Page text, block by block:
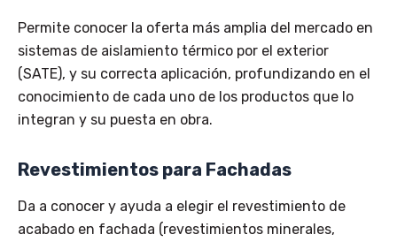
Permite conocer la oferta más amplia del mercado en
sistemas de aislamiento térmico por el exterior
(SATE), y su correcta aplicación, profundizando en el
conocimiento de cada uno de los productos que lo
integran y su puesta en obra.
Revestimientos para Fachadas
Da a conocer y ayuda a elegir el revestimiento de
acabado en fachada (revestimientos minerales,